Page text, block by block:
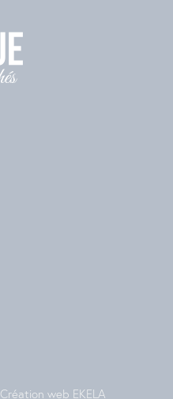
Création web EKELA